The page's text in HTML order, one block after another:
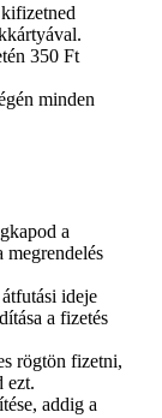
350 Ft
minden
a
megrendelés
ideje
a fizetés
rögtön fizetni,
ezt.
addig a